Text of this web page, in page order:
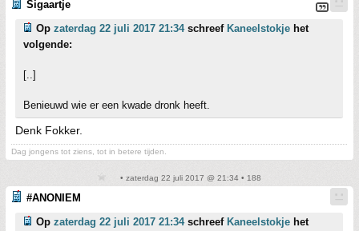
Sigaartje
Op zaterdag 22 juli 2017 21:34schreef Kaneelstokje het
volgende:
[..]
Benieuwd wie er een kwade dronk heeft.
Denk Fokker.
Dag jongens tot ziens, tot in betere tijden.
• zaterdag 22 juli 2017 @ 21:34 • 188
#ANONIEM
Op zaterdag 22 juli 2017 21:34schreef Kaneelstokje het